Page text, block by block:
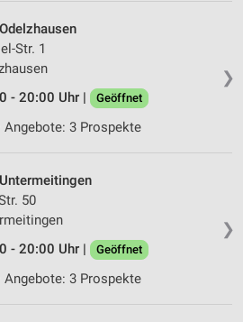
❯
Str. 1
- 20:00 Uhr |
Geöffnet
Angebote: 3 Prospekte
❯
50
- 20:00 Uhr |
Geöffnet
Angebote: 3 Prospekte
Personalisierung
zur Auswahl
von Inhalten
aus verschiedenen